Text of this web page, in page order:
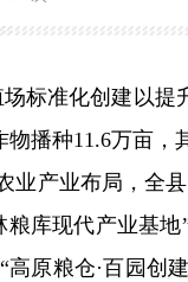
标准化创建以提
播种11.6万亩
业产业布局，全
库现代产业基
高原粮仓·百园创